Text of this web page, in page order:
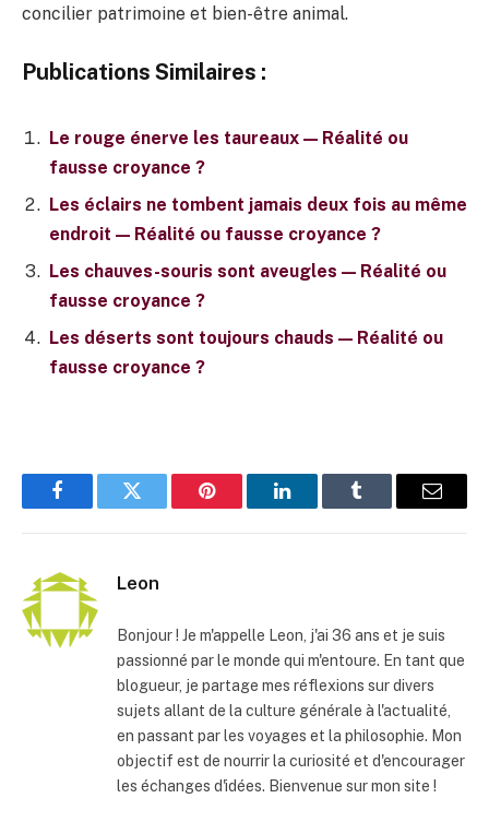
concilier patrimoine et bien-être animal.
Publications Similaires :
Le rouge énerve les taureaux — Réalité ou
fausse croyance ?
Les éclairs ne tombent jamais deux fois au même
endroit — Réalité ou fausse croyance ?
Les chauves-souris sont aveugles — Réalité ou
fausse croyance ?
Les déserts sont toujours chauds — Réalité ou
fausse croyance ?
FacebookTwitter Pinterest LinkedInTumblr
E-
Leon
Bonjour ! Je m'appelle Leon, j'ai 36 ans et je suis
passionné par le monde qui m'entoure. En tant que
blogueur, je partage mes réflexions sur divers
sujets allant de la culture générale à l'actualité,
en passant par les voyages et la philosophie. Mon
objectif est de nourrir la curiosité et d'encourager
les échanges d'idées. Bienvenue sur mon site !